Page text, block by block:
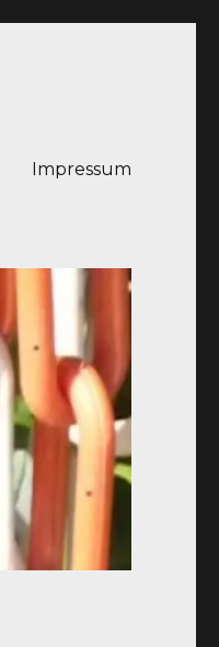
Impressum